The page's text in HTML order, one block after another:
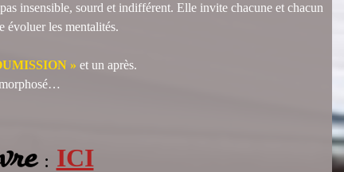
sourd et indifférent. Elle invite chacune et chacun
évoluer les mentalités.
» et un après.
: ICI